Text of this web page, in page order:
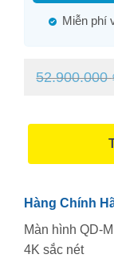
Miễn phí
52.900.000
Hàng Chính
Màn hình QD-
4K sắc nét